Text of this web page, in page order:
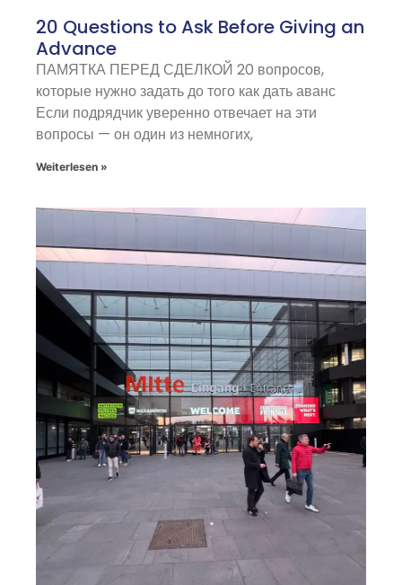
20 Questions to Ask Before Giving an
Advance
ПАМЯТКА ПЕРЕД СДЕЛКОЙ 20 вопросов,
которые нужно задать до того как дать аванс
Если подрядчик уверенно отвечает на эти
вопросы — он один из немногих,
Weiterlesen »